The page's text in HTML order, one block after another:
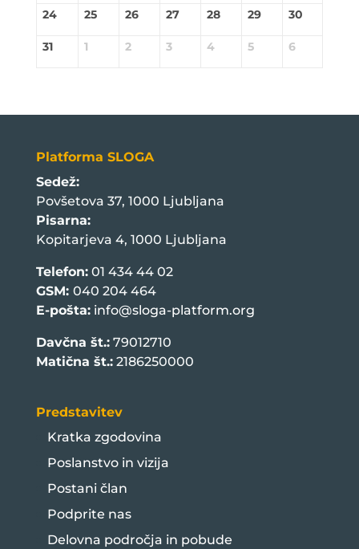
24 25 26 27 28 29 30
31 1 2 3 4 5 6
Platforma SLOGA
Sedež:
Povšetova 37, 1000 Ljubljana
Pisarna:
Kopitarjeva 4, 1000 Ljubljana
Telefon:01 434 44 02
GSM: 040 204 464
E-pošta: info@sloga-platform.org
Davčna št.:79012710
Matična št.:2186250000
Predstavitev
Kratka zgodovina
Poslanstvo in vizija
Postani član
Podprite nas
Delovna področja in pobude